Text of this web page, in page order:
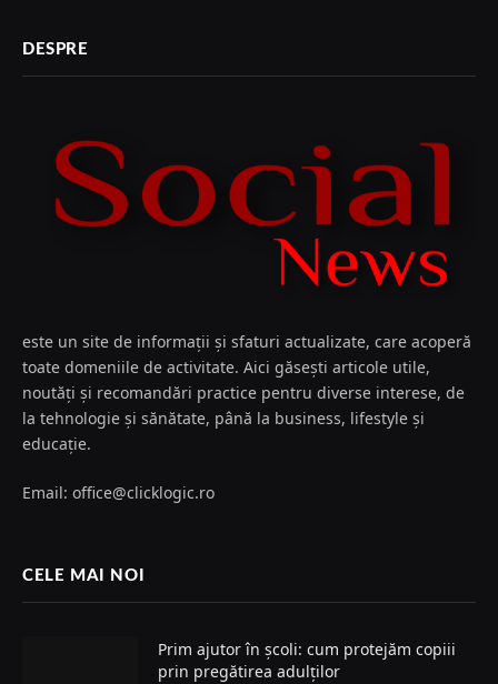
DESPRE
este un site de informații și sfaturi actualizate, care acoperă
toate domeniile de activitate. Aici găsești articole utile,
noutăți și recomandări practice pentru diverse interese, de
la tehnologie și sănătate, până la business, lifestyle și
educație.
Email: office@clicklogic.ro
CELE MAI NOI
Prim ajutor în școli: cum protejăm copiii
prin pregătirea adulților